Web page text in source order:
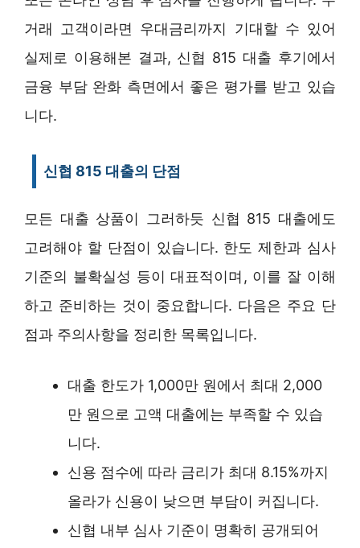
거래 고객이라면 우대금리까지 기대할 수 있어
실제로 이용해본 결과, 신협 815 대출 후기에서
금융 부담 완화 측면에서 좋은 평가를 받고 있습
니다.
신협 815 대출의 단점
모든 대출 상품이 그러하듯 신협 815 대출에도
고려해야 할 단점이 있습니다. 한도 제한과 심사
기준의 불확실성 등이 대표적이며, 이를 잘 이해
하고 준비하는 것이 중요합니다. 다음은 주요 단
점과 주의사항을 정리한 목록입니다.
대출 한도가 1,000만 원에서 최대 2,000
만 원으로 고액 대출에는 부족할 수 있습
니다.
신용 점수에 따라 금리가 최대 8.15%까지
올라가 신용이 낮으면 부담이 커집니다.
신협 내부 심사 기준이 명확히 공개되어